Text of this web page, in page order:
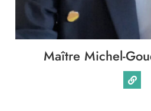
Maître Michel-